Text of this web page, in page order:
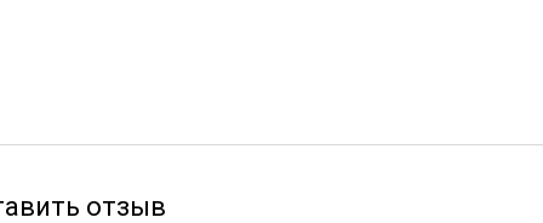
отзыв